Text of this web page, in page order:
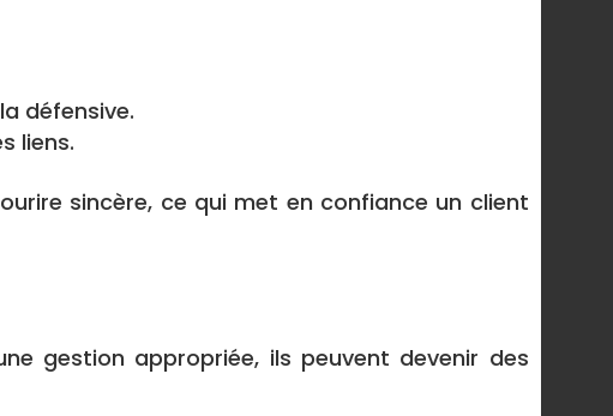
défensive.
liens.
sincère, ce qui met en confiance un client
gestion appropriée, ils peuvent devenir des